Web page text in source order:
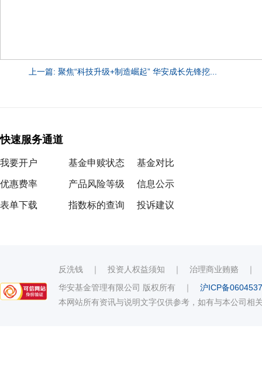
上一篇: 聚焦“科技升级+制造崛起” 华安成长先锋挖...
快速服务通道
我要开户
优惠费率
表单下载
基金申赎状态
产品风险等级
指数标的查询
基金对比
信息公示
投诉建议
反洗钱 ｜ 投资人权益须知 ｜ 治理商业贿赂
华安基金管理有限公司 版权所有 ｜ 沪ICP备
本网站所有资讯与说明文字仅供参考，如有与本公司相